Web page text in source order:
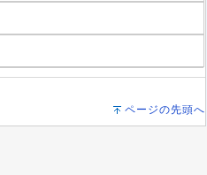
ページの先頭へ